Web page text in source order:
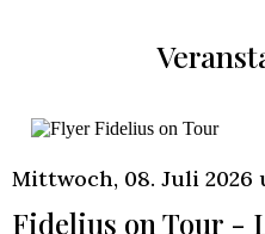
Mittwoch, 08. Juli 2026
Fidelius on Tour -